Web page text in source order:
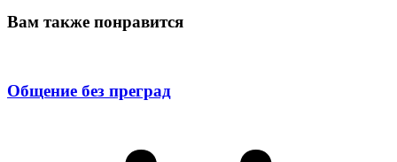
Вам также понравится
Общение без преград